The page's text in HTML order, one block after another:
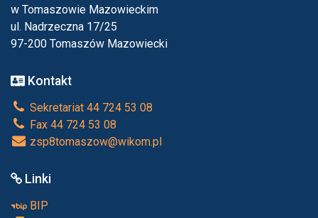
w Tomaszowie Mazowieckim
ul. Nadrzeczna 17/25
97-200 Tomaszów Mazowiecki
Kontakt
Sekretariat 44 724 53 08
Fax 44 724 53 08
zsp8tomaszow@wikom.pl
Linki
BIP